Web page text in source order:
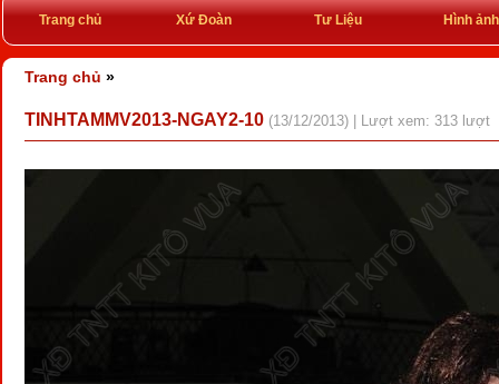
Trang chủ Xứ Đoàn Tư Liệu Hình ảnh
Trang chủ »
TINHTAMMV2013-NGAY2-10 (13/12/2013) | Lượt xem: 313 lượt